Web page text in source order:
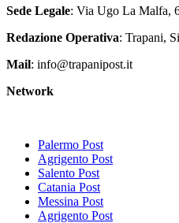
Sede Legale: Via Ugo La Malfa,
Redazione Operativa: Trapani,
Mail: info@trapanipost.it
Network
Palermo Post
Agrigento Post
Salento Post
Catania Post
Messina Post
Agrigento Post